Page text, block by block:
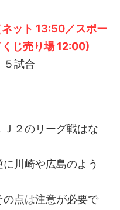
ット 13:50／スポー
じ売り場 12:00)
５試合
２のリーグ戦はな
川崎や広島のよう
点は注意が必要で